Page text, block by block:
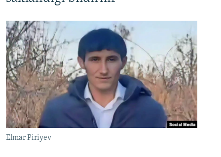
Elmar Piriyev